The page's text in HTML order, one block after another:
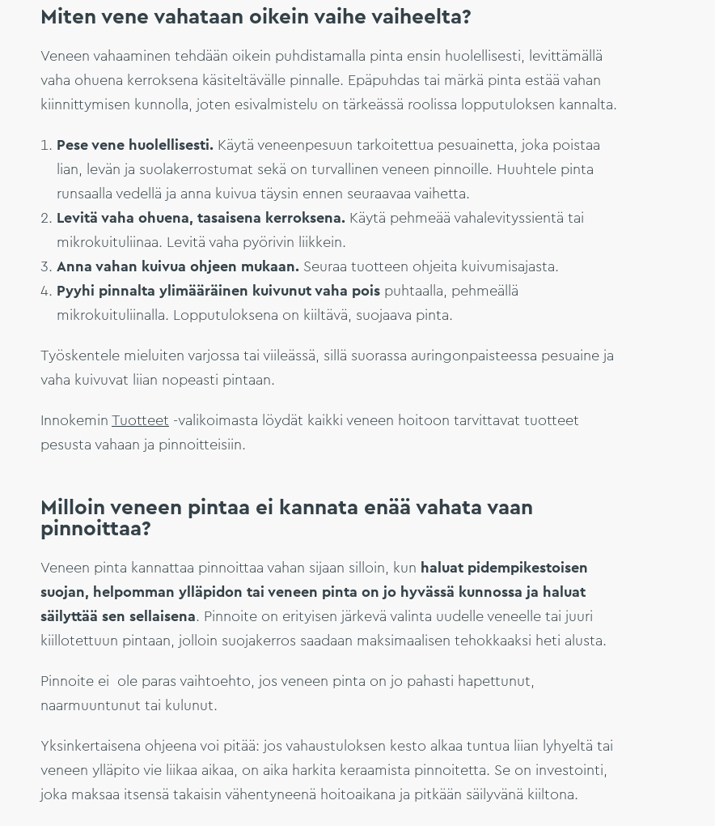
Miten vene vahataan oikein vaihe vaiheelta?
Veneen vahaaminen tehdään oikein puhdistamalla pinta ensin huolellisesti, levittämällä
vaha ohuena kerroksena käsiteltävälle pinnalle. Epäpuhdas tai märkä pinta estää vahan
kiinnittymisen kunnolla, joten esivalmistelu on tärkeässä roolissa lopputuloksen kannalta.
Pese vene huolellisesti. Käytä veneenpesuun tarkoitettua pesuainetta, joka poistaa
lian, levän ja suolakerrostumat sekä on turvallinen veneen pinnoille. Huuhtele pinta
runsaalla vedellä ja anna kuivua täysin ennen seuraavaa vaihetta.
Levitä vaha ohuena, tasaisena kerroksena. Käytä pehmeää vahalevityssientä tai
mikrokuituliinaa. Levitä vaha pyörivin liikkein.
Anna vahan kuivua ohjeen mukaan. Seuraa tuotteen ohjeita kuivumisajasta.
Pyyhi pinnalta ylimääräinen kuivunut vaha pois puhtaalla, pehmeällä
mikrokuituliinalla. Lopputuloksena on kiiltävä, suojaava pinta.
Työskentele mieluiten varjossa tai viileässä, sillä suorassa auringonpaisteessa pesuaine ja
vaha kuivuvat liian nopeasti pintaan.
Innokemin Tuotteet -valikoimasta löydät kaikki veneen hoitoon tarvittavat tuotteet
pesusta vahaan ja pinnoitteisiin.
Milloin veneen pintaa ei kannata enää vahata vaan
pinnoittaa?
Veneen pinta kannattaa pinnoittaa vahan sijaan silloin, kun haluat pidempikestoisen
suojan, helpomman ylläpidon tai veneen pinta on jo hyvässä kunnossa ja haluat
säilyttää sen sellaisena. Pinnoite on erityisen järkevä valinta uudelle veneelle tai juuri
kiillotettuun pintaan, jolloin suojakerros saadaan maksimaalisen tehokkaaksi heti alusta.
Pinnoite ei ole paras vaihtoehto, jos veneen pinta on jo pahasti hapettunut,
naarmuuntunut tai kulunut.
Yksinkertaisena ohjeena voi pitää: jos vahaustuloksen kesto alkaa tuntua liian lyhyeltä tai
veneen ylläpito vie liikaa aikaa, on aika harkita keraamista pinnoitetta. Se on investointi,
joka maksaa itsensä takaisin vähentyneenä hoitoaikana ja pitkään säilyvänä kiiltona.